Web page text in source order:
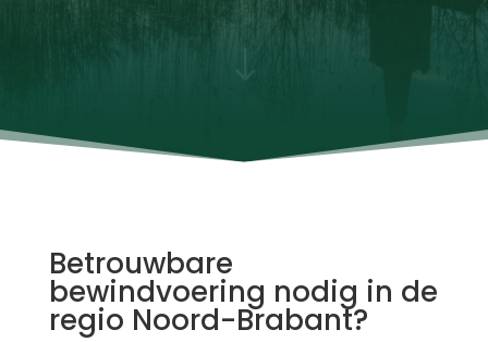
"
Betrouwbare
bewindvoering nodig in de
regio Noord-Brabant?